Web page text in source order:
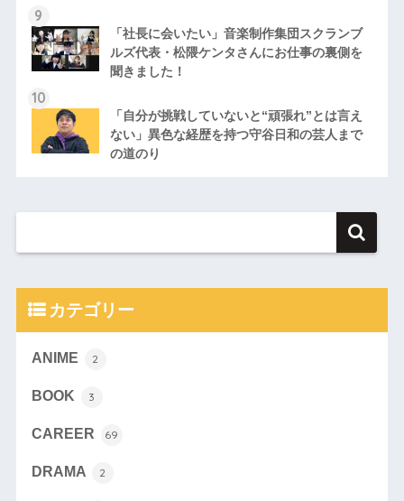
「社長に会いたい」音楽制作集団スクランブ
ルズ代表・松隈ケンタさんにお仕事の裏側を
聞きました！
「自分が挑戦していないと“頑張れ”とは言え
ない」異色な経歴を持つ守谷日和の芸人まで
の道のり
カテゴリー
ANIME 2
BOOK 3
CAREER 69
DRAMA 2